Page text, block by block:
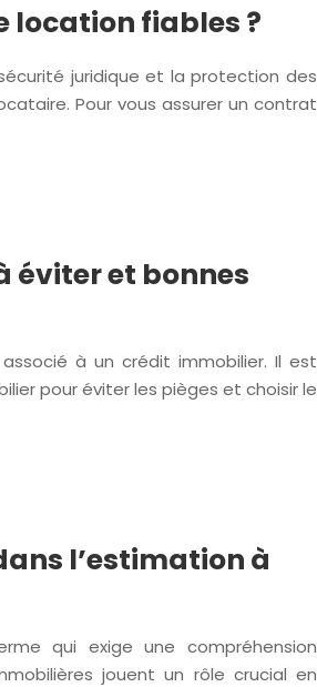
location fiables ?
juridique et la protection des
Pour vous assurer un contrat
éviter et bonnes
à un crédit immobilier. Il est
pour éviter les pièges et choisir le
l’estimation à
qui exige une compréhension
jouent un rôle crucial en